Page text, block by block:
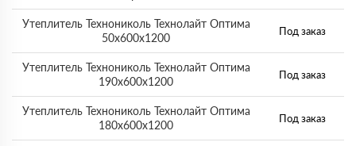
Утеплитель Технониколь Технолайт Оптима
50х600х1200
Под заказ
Утеплитель Технониколь Технолайт Оптима
190х600х1200
Под заказ
Утеплитель Технониколь Технолайт Оптима
180х600х1200
Под заказ